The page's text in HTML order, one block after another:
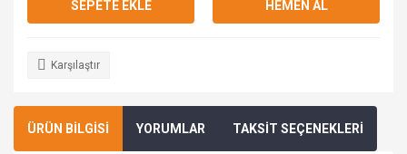
SEPETE EKLE HEMEN AL
Karşılaştır
ÜRÜN BİLGİSİ YORUMLAR TAKSİT SEÇENEKLERİ